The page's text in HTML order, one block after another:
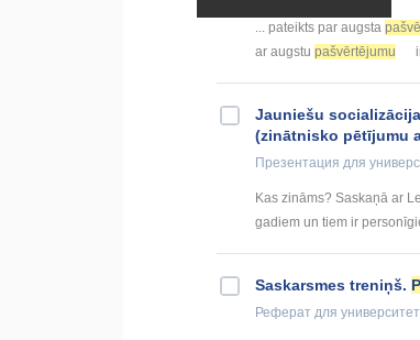
... pateikts par augsta
ar augstu pašvērtējumu
Jauniešu
(zinātnisko pētījumu
Презентация для
Kas zināms? Saskaņā ar
gadiem un tiem ir
Saskarsmes treniņš.
Реферат для